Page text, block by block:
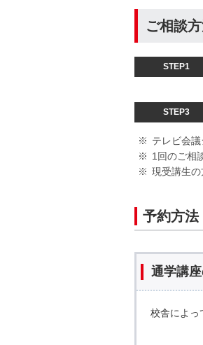
ご相談
STEP1
STEP3
テレビ会
1回のご相
現受講生の
予約方法
通学講
校舎によっ